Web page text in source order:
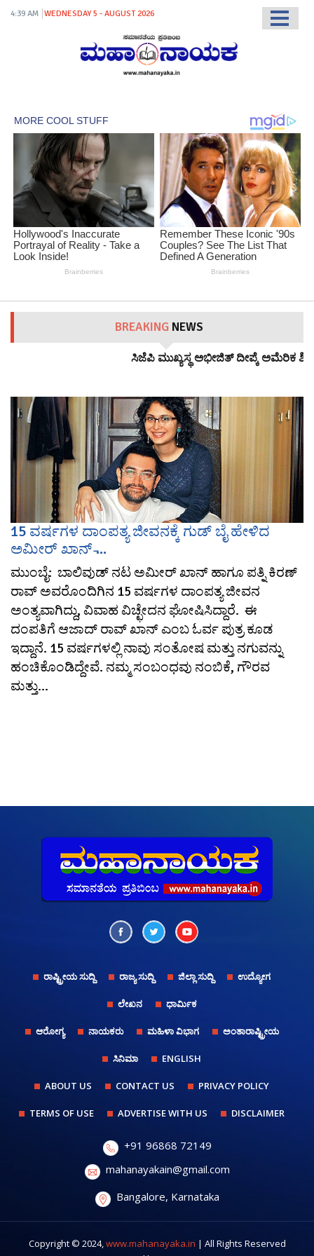
4:39 AM WEDNESDAY 5 - AUGUST 2026
BREAKING NEWS
ಸಿಜೆಪಿ ಮುಖ್ಯಸ್ಥ ಅಭೀಜಿತ್ ದೀಪ್ಕೆ ಅಮೆರಿಕ
15 ವರ್ಷಗಳ ದಾಂಪತ್ಯ ಜೀವನಕ್ಕೆ ಗುಡ್ ಬೈ ಹೇಳಿದ
ಅಮೀರ್ ಖಾನ್ ̵...
ಮುಂಬೈ: ಬಾಲಿವುಡ್ ನಟ ಅಮೀರ್ ಖಾನ್ ಹಾಗೂ ಪತ್ನಿ ಕಿರಣ್
ರಾವ್ ಅವರೊಂದಿಗಿನ 15 ವರ್ಷಗಳ ದಾಂಪತ್ಯ ಜೀವನ
ಅಂತ್ಯವಾಗಿದ್ದು, ವಿವಾಹ ವಿಚ್ಛೇದನ ಘೋಷಿಸಿದ್ದಾರೆ. ಈ
ದಂಪತಿಗೆ ಆಜಾದ್ ರಾವ್ ಖಾನ್ ಎಂಬ ಓರ್ವ ಪುತ್ರ ಕೂಡ
ಇದ್ದಾನೆ. 15 ವರ್ಷಗಳಲ್ಲಿ ನಾವು ಸಂತೋಷ ಮತ್ತು ನಗುವನ್ನು
ಹಂಚಿಕೊಂಡಿದ್ದೇವೆ. ನಮ್ಮ ಸಂಬಂಧವು ನಂಬಿಕೆ, ಗೌರವ
ಮತ್ತು...
ರಾಷ್ಟ್ರೀಯ ಸುದ್ದಿ ರಾಜ್ಯ ಸುದ್ದಿ ಜಿಲ್ಲಾ ಸುದ್ದಿ ಉದ್ಯೋಗ
ಲೇಖನ ಧಾರ್ಮಿಕ
ಆರೋಗ್ಯ ನಾಯಕರು ಮಹಿಳಾ ವಿಭಾಗ ಅಂತಾರಾಷ್ಟ್ರೀಯ
ಸಿನಿಮಾ ENGLISH
ABOUT US CONTACT US PRIVACY POLICY
TERMS OF USE ADVERTISE WITH US DISCLAIMER
+91 96868 72149
mahanayakain@gmail.com
Bangalore, Karnataka
Copyright © 2024,www.mahanayaka.in | All Rights Reserved